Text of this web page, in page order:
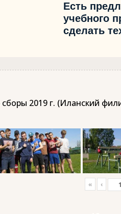
ОБУЧАЮЩИХСЯ НА 2021-2022
Есть
учебного
сделать
2019 г. (Иланский
« ‹